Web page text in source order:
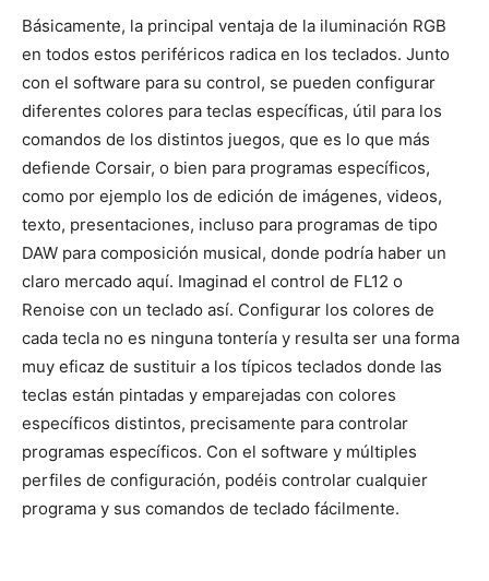
Básicamente, la principal ventaja de la iluminación RGB
en todos estos periféricos radica en los teclados. Junto
con el software para su control, se pueden configurar
diferentes colores para teclas específicas, útil para los
comandos de los distintos juegos, que es lo que más
defiende Corsair, o bien para programas específicos,
como por ejemplo los de edición de imágenes, videos,
texto, presentaciones, incluso para programas de tipo
DAW para composición musical, donde podría haber un
claro mercado aquí. Imaginad el control de FL12 o
Renoise con un teclado así. Configurar los colores de
cada tecla no es ninguna tontería y resulta ser una forma
muy eficaz de sustituir a los típicos teclados donde las
teclas están pintadas y emparejadas con colores
específicos distintos, precisamente para controlar
programas específicos. Con el software y múltiples
perfiles de configuración, podéis controlar cualquier
programa y sus comandos de teclado fácilmente.